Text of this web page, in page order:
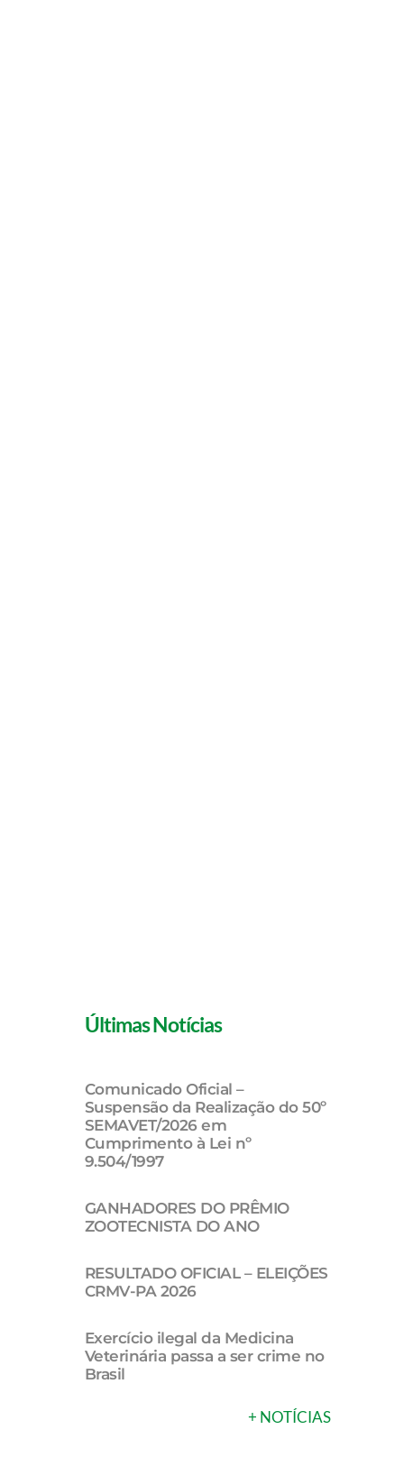
Últimas Notícias
Comunicado Oficial –
Suspensão da Realização do 50º
SEMAVET/2026 em
Cumprimento à Lei nº
9.504/1997
GANHADORES DO PRÊMIO
ZOOTECNISTA DO ANO
RESULTADO OFICIAL – ELEIÇÕES
CRMV-PA 2026
Exercício ilegal da Medicina
Veterinária passa a ser crime no
Brasil
+ NOTÍCIAS